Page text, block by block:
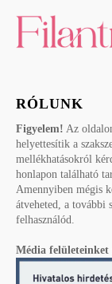
RÓLUNK
Figyelem! Az
helyettesítik a
mellékhatásokról
honlapon található
Amennyiben mégis
átveheted, a további
felhasználód.
Média felületeinket